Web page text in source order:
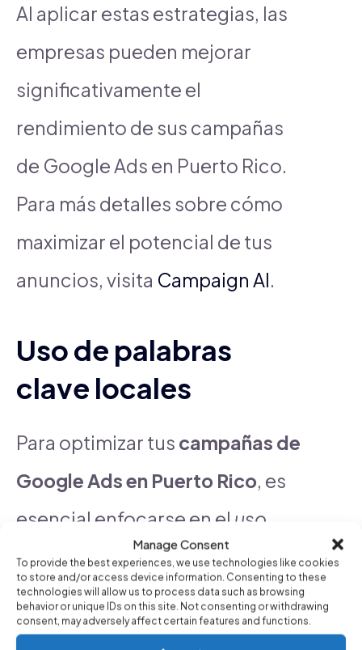
Manage Consent
To provide the best experiences, we use technologies like cookies
to store and/or access device information. Consenting to these
technologies will allow us to process data such as browsing
behavior or unique IDs on this site. Not consenting or withdrawing
consent, may adversely affect certain features and functions.
Al aplicar estas estrategias, las
empresas pueden mejorar
significativamente el
rendimiento de sus campañas
de Google Ads en Puerto Rico.
Para más detalles sobre cómo
maximizar el potencial de tus
anuncios, visita Campaign AI.
Uso de palabras
clave locales
Para optimizar tus campañas de
Google Ads en Puerto Rico, es
esencial enfocarse en el uso
estratégico de palabras clave
locales. Al integrar términos que
resuenen con el público